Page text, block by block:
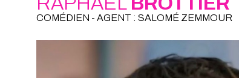
COMÉDIEN - AGENT : SALOMÉ ZEMMOUR